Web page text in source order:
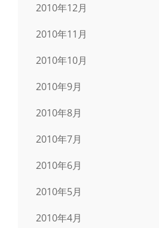
2010年12月
2010年11月
2010年10月
2010年9月
2010年8月
2010年7月
2010年6月
2010年5月
2010年4月